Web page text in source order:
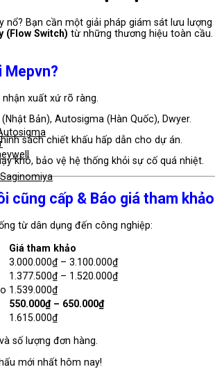
Bạn cần một giải pháp giám sát lưu lượng
(Flow Switch) từ những thương hiệu toàn
Mepvn?
xuất xứ rõ ràng.
Bản), Autosigma (Hàn Quốc), Dwyer.
sách chiết khấu hấp dẫn cho dự án.
khô, bảo vệ hệ thống khỏi sự cố quá nhiệt.
cũng cấp & Báo giá tham khảo
từ dân dụng đến công nghiệp:
Giá tham khảo
3.000.000₫ – 3.100.000₫
1.377.500₫ – 1.520.000₫
1.539.000₫
550.000₫ – 650.000₫
1.615.000₫
số lượng đơn hàng.
mới nhất hôm nay!